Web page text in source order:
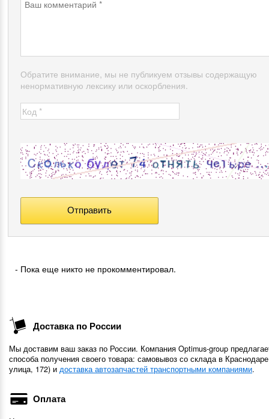
Обратите внимание, мы не публикуем отзывы содержащую
ненормативную лексику или оскорбления.
- Пока еще никто не прокомментировал.
Доставка по России
Мы доставим ваш заказ по России. Компания Optimus-group
способа получения своего товара: самовывоз со склада в
улица, 172) и доставка автозапчастей транспортными компаниями.
Оплата